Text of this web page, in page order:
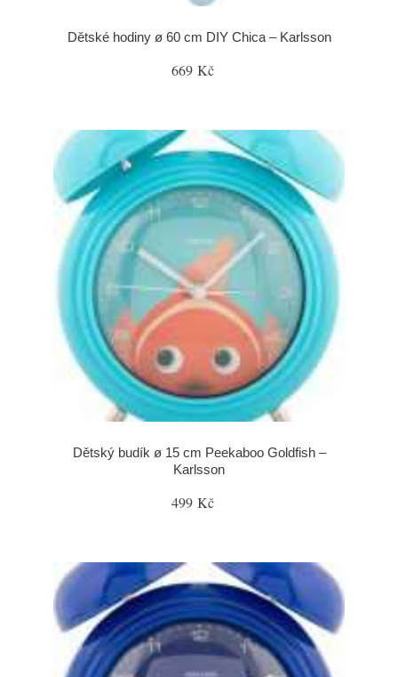
Dětské hodiny ø 60 cm DIY Chica – Karlsson
669 Kč
Dětský budík ø 15 cm Peekaboo Goldfish –
Karlsson
499 Kč